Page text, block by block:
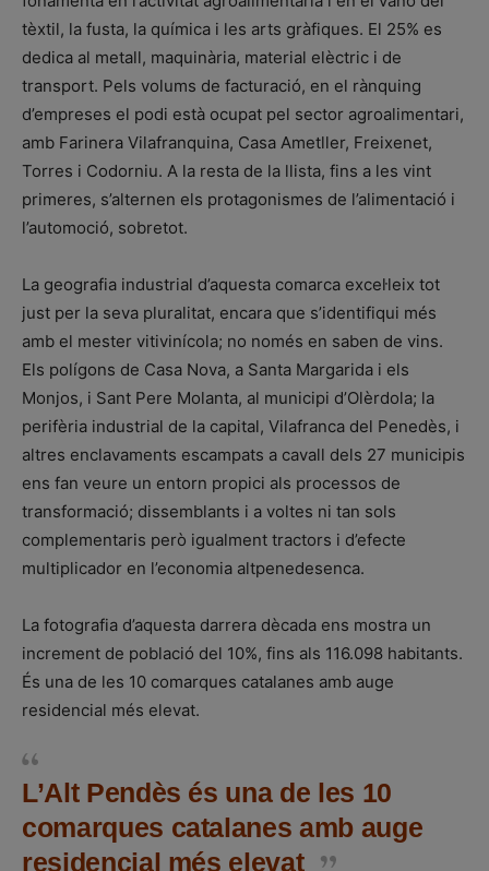
tèxtil, la fusta, la química i les arts gràfiques. El 25% es
dedica al metall, maquinària, material elèctric i de
transport. Pels volums de facturació, en el rànquing
d’empreses el podi està ocupat pel sector agroalimentari,
amb Farinera Vilafranquina, Casa Ametller, Freixenet,
Torres i Codorniu. A la resta de la llista, fins a les vint
primeres, s’alternen els protagonismes de l’alimentació i
l’automoció, sobretot.
La geografia industrial d’aquesta comarca excel·leix tot
just per la seva pluralitat, encara que s’identifiqui més
amb el mester vitivinícola; no només en saben de vins.
Els polígons de Casa Nova, a Santa Margarida i els
Monjos, i Sant Pere Molanta, al municipi d’Olèrdola; la
perifèria industrial de la capital, Vilafranca del Penedès, i
altres enclavaments escampats a cavall dels 27 municipis
ens fan veure un entorn propici als processos de
transformació; dissemblants i a voltes ni tan sols
complementaris però igualment tractors i d’efecte
multiplicador en l’economia altpenedesenca.
La fotografia d’aquesta darrera dècada ens mostra un
increment de població del 10%, fins als 116.098 habitants.
És una de les 10 comarques catalanes amb auge
residencial més elevat.
L’Alt Pendès és una de les 10
comarques catalanes amb auge
residencial més elevat